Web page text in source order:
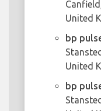
United
bp
United
bp